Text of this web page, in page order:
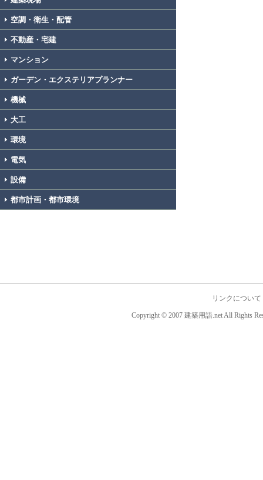
空調・衛生・配管
不動産・宅建
マンション
ガーデン・エクステリアプランナー
機械
大工
環境
電気
設備
都市計画・都市環境
リンクについて
Copyright © 2007 建築用語.net All Rights